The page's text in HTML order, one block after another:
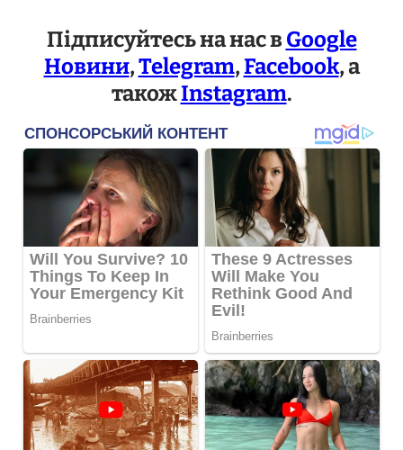
Підписуйтесь на нас вGoogle
Новини,Telegram,Facebook, а
такожInstagram.